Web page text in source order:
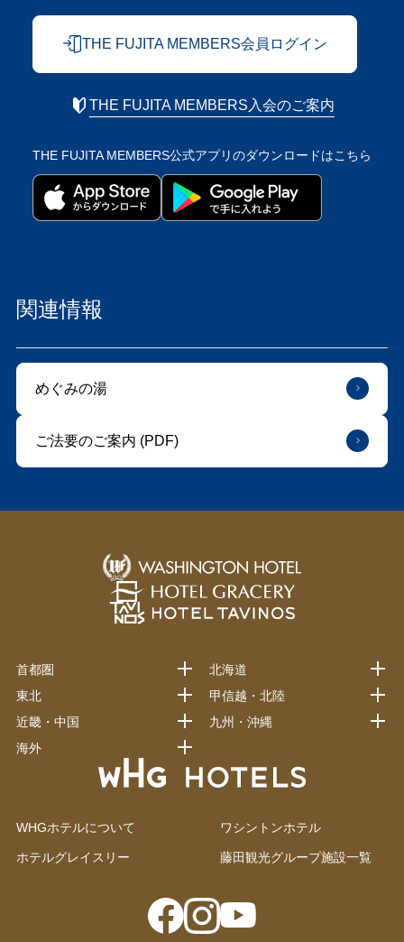
THE FUJITA MEMBERS会員ログイン
THE FUJITA MEMBERS入会のご案内
THE FUJITA MEMBERS公式アプリのダウンロードはこちら
関連情報
めぐみの湯
ご法要のご案内 (PDF)
WHGホテルについて ワシントンホテル
ホテルグレイスリー 藤田観光グループ施設一覧
首都圏
北海道
東北
甲信越・北陸
近畿・中国
九州・沖縄
海外